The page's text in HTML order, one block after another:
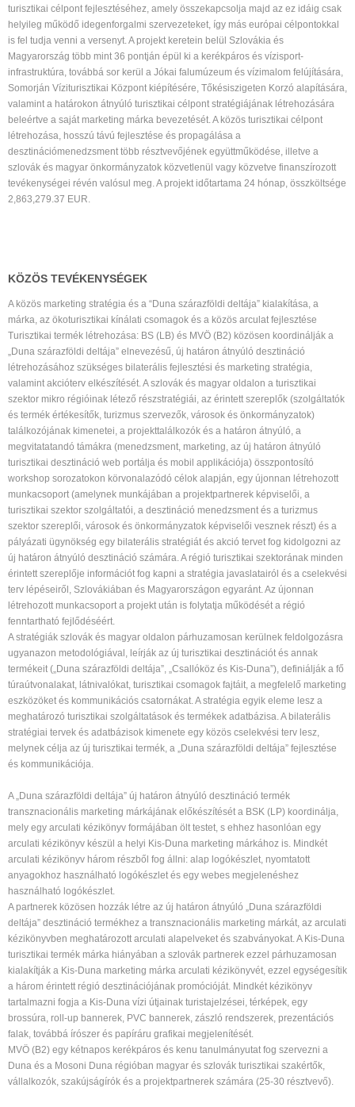
turisztikai célpont fejlesztéséhez, amely összekapcsolja majd az ez idáig csak
helyileg működő idegenforgalmi szervezeteket, így más európai célpontokkal
is fel tudja venni a versenyt. A projekt keretein belül Szlovákia és
Magyarország több mint 36 pontján épül ki a kerékpáros és vízisport-
infrastruktúra, továbbá sor kerül a Jókai falumúzeum és vízimalom felújítására,
Somorján Víziturisztikai Központ kiépítésére, Tőkésiszigeten Korzó alapítására,
valamint a határokon átnyúló turisztikai célpont stratégiájának létrehozására
beleértve a saját marketing márka bevezetését. A közös turisztikai célpont
létrehozása, hosszú távú fejlesztése és propagálása a
desztinációmenedzsment több résztvevőjének együttműködése, illetve a
szlovák és magyar önkormányzatok közvetlenül vagy közvetve finanszírozott
tevékenységei révén valósul meg. A projekt időtartama 24 hónap, összköltsége
2,863,279.37 EUR.
KÖZÖS TEVÉKENYSÉGEK
A közös marketing stratégia és a “Duna szárazföldi deltája” kialakítása, a
márka, az ökoturisztikai kínálati csomagok és a közös arculat fejlesztése
Turisztikai termék létrehozása: BS (LB) és MVÖ (B2) közösen koordinálják a
„Duna szárazföldi deltája” elnevezésű, új határon átnyúló desztináció
létrehozásához szükséges bilaterális fejlesztési és marketing stratégia,
valamint akcióterv elkészítését. A szlovák és magyar oldalon a turisztikai
szektor mikro régióinak létező részstratégiái, az érintett szereplők (szolgáltatók
és termék értékesítők, turizmus szervezők, városok és önkormányzatok)
találkozójának kimenetei, a projekttalálkozók és a határon átnyúló, a
megvitatatandó támákra (menedzsment, marketing, az új határon átnyúló
turisztikai desztináció web portálja és mobil applikációja) összpontosító
workshop sorozatokon körvonalazódó célok alapján, egy újonnan létrehozott
munkacsoport (amelynek munkájában a projektpartnerek képviselői, a
turisztikai szektor szolgáltatói, a desztináció menedzsment és a turizmus
szektor szereplői, városok és önkormányzatok képviselői vesznek részt) és a
pályázati ügynökség egy bilaterális stratégiát és akció tervet fog kidolgozni az
új határon átnyúló desztináció számára. A régió turisztikai szektorának minden
érintett szereplője információt fog kapni a stratégia javaslatairól és a cselekvési
terv lépéseiről, Szlovákiában és Magyarországon egyaránt. Az újonnan
létrehozott munkacsoport a projekt után is folytatja működését a régió
fenntartható fejlődéséért.
A stratégiák szlovák és magyar oldalon párhuzamosan kerülnek feldolgozásra
ugyanazon metodológiával, leírják az új turisztikai desztinációt és annak
termékeit („Duna szárazföldi deltája”, „Csallóköz és Kis-Duna”), definiálják a fő
túraútvonalakat, látnivalókat, turisztikai csomagok fajtáit, a megfelelő marketing
eszközöket és kommunikációs csatornákat. A stratégia egyik eleme lesz a
meghatározó turisztikai szolgáltatások és termékek adatbázisa. A bilaterális
stratégiai tervek és adatbázisok kimenete egy közös cselekvési terv lesz,
melynek célja az új turisztikai termék, a „Duna szárazföldi deltája” fejlesztése
és kommunikációja.
A „Duna szárazföldi deltája” új határon átnyúló desztináció termék
transznacionális marketing márkájának előkészítését a BSK (LP) koordinálja,
mely egy arculati kézikönyv formájában ölt testet, s ehhez hasonlóan egy
arculati kézikönyv készül a helyi Kis-Duna marketing márkához is. Mindkét
arculati kézikönyv három részből fog állni: alap logókészlet, nyomtatott
anyagokhoz használható logókészlet és egy webes megjelenéshez
használható logókészlet.
A partnerek közösen hozzák létre az új határon átnyúló „Duna szárazföldi
deltája” desztináció termékhez a transznacionális marketing márkát, az arculati
kézikönyvben meghatározott arculati alapelveket és szabványokat. A Kis-Duna
turisztikai termék márka hiányában a szlovák partnerek ezzel párhuzamosan
kialakítják a Kis-Duna marketing márka arculati kézikönyvét, ezzel egységesítik
a három érintett régió desztinációjának promócióját. Mindkét kézikönyv
tartalmazni fogja a Kis-Duna vízi útjainak turistajelzései, térképek, egy
brossúra, roll-up bannerek, PVC bannerek, zászló rendszerek, prezentációs
falak, továbbá írószer és papíráru grafikai megjelenítését.
MVÖ (B2) egy kétnapos kerékpáros és kenu tanulmányutat fog szervezni a
Duna és a Mosoni Duna régióban magyar és szlovák turisztikai szakértők,
vállalkozók, szakújságírók és a projektpartnerek számára (25-30 résztvevő).